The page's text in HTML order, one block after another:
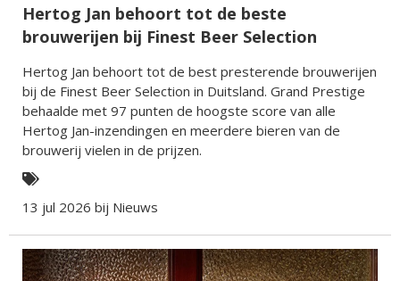
Hertog Jan behoort tot de beste
brouwerijen bij Finest Beer Selection
Hertog Jan behoort tot de best presterende brouwerijen
bij de Finest Beer Selection in Duitsland. Grand Prestige
behaalde met 97 punten de hoogste score van alle
Hertog Jan-inzendingen en meerdere bieren van de
brouwerij vielen in de prijzen.
13 jul 2026 bij Nieuws